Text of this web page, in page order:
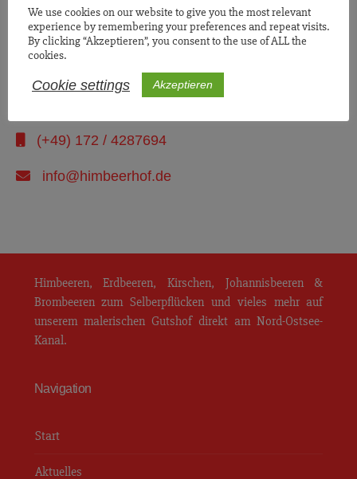
Steinwehr 20
24796 Bovenau
(+49) 4357 / 241
(+49) 172 / 4287694
info@himbeerhof.de
Himbeeren, Erdbeeren, Kirschen, Johannisbeeren &
Brombeeren zum Selberpflücken und vieles mehr auf
unserem malerischen Gutshof direkt am Nord-Ostsee-
Kanal.
Navigation
Start
Aktuelles
We use cookies on our website to give you the most relevant
experience by remembering your preferences and repeat visits.
By clicking “Akzeptieren”, you consent to the use of ALL the
cookies.
Cookie settings Akzeptieren